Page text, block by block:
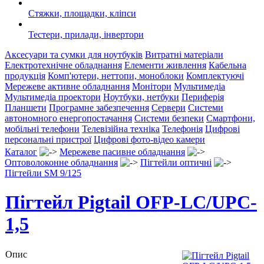
Стяжки, площадки, кліпси
Тестери, прилади, інвертори
Аксесуари та сумки для ноутбуків Витратні матеріали
Електротехнічне обладнання Елементи живлення Кабельна
продукція Комп'ютери, неттопи, моноблоки Комплектуючі
Мережеве активне обладнання Монітори Мультимедіа
Мультимедіа проектори Ноутбуки, нетбуки Периферія
Планшети Програмне забезпечення Сервери Системи
автономного енергопостачання Системи безпеки Смартфони,
мобільні телефони Телевізійна техніка Телефонія Цифрові
персональні пристрої Цифрові фото-відео камери
Каталог
Мережеве пасивне обладнання
Оптоволоконне обладнання
Пігтейли оптичні
Пігтейли SM 9/125
Пігтейл Pigtail OFP-LC/UPC-
1,5
Опис